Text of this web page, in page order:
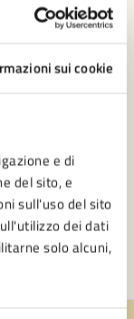
sui cookie
e di
del sito, e
sull'uso del sito
dei dati
solo alcuni,